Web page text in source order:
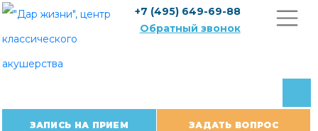
Skip
content
+7 (495) 649-69-88
Обратный звонок
ЗАПИСЬ НА ПРИЕМ ЗАДАТЬ ВОПРОС